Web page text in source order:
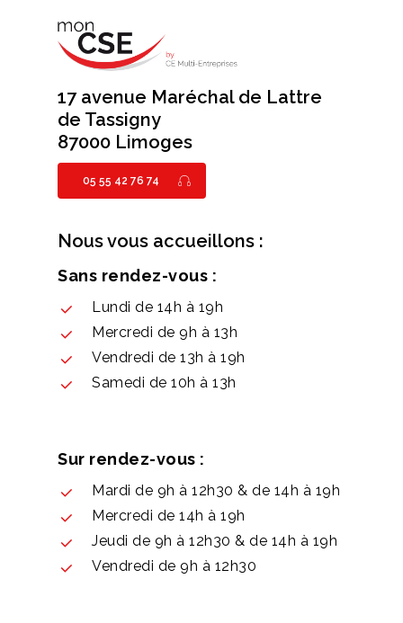
17 avenue Maréchal de Lattre
de Tassigny
87000 Limoges
05 55 42 76 74
Nous vous accueillons :
Sans rendez-vous :
Lundi de 14h à 19h
Mercredi de 9h à 13h
Vendredi de 13h à 19h
Samedi de 10h à 13h
Sur rendez-vous :
Mardi de 9h à 12h30 & de 14h à 19h
Mercredi de 14h à 19h
Jeudi de 9h à 12h30 & de 14h à 19h
Vendredi de 9h à 12h30